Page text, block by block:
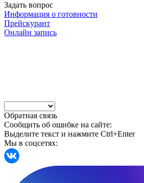
Задать вопрос
Информация о готовности
Прейскурант
Онлайн запись
Обратная связь
Сообщить об ошибке на сайте:
Выделите текст и нажмите Ctrl+Enter
Мы в соцсетях: